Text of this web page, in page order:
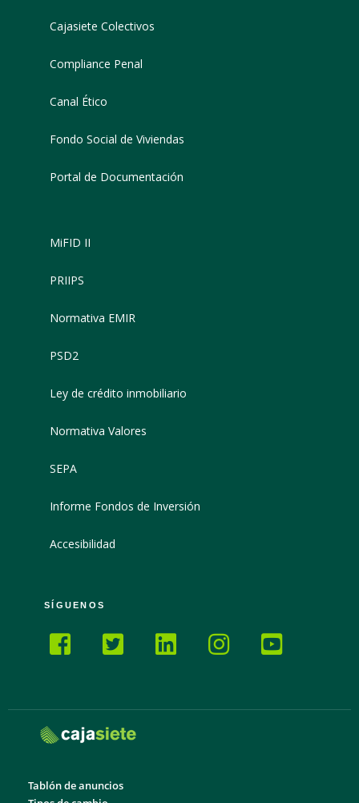
Cajasiete Colectivos
Compliance Penal
Canal Ético
Fondo Social de Viviendas
Portal de Documentación
MiFID II
PRIIPS
Normativa EMIR
PSD2
Ley de crédito inmobiliario
Normativa Valores
SEPA
Informe Fondos de Inversión
Accesibilidad
SÍGUENOS
Tablón de anuncios